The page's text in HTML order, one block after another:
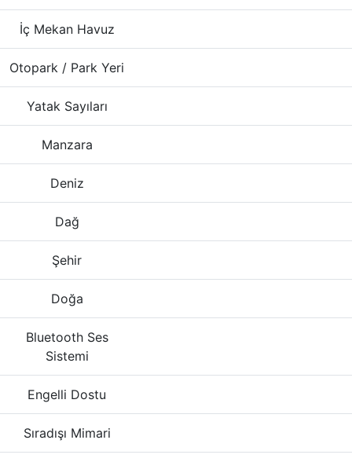
İç Mekan Havuz
Otopark / Park Yeri
Yatak Sayıları
Manzara
Deniz
Dağ
Şehir
Doğa
Bluetooth Ses
Sistemi
Engelli Dostu
Sıradışı Mimari